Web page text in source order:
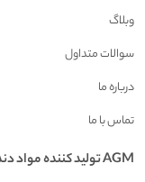
وبلاگ
سوالات متداول
درباره ما
تماس با ما
AGM توليد کننده مواد دندانپزشکي